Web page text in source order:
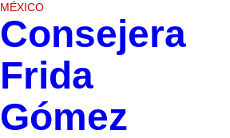
MÉXICO
Consejera
Frida
Gómez